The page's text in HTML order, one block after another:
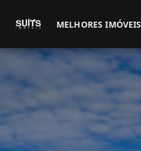
MELHORES IMÓVEIS